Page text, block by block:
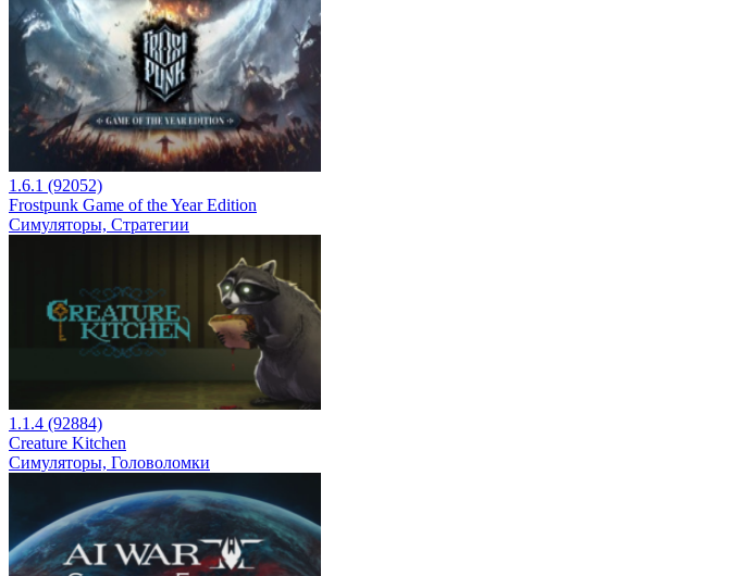
1.6.1 (92052)
Frostpunk Game of the Year Edition
Симуляторы, Стратегии
1.1.4 (92884)
Creature Kitchen
Симуляторы, Головоломки